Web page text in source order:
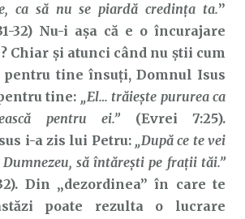
ca să nu se piardă credinţa ta.”
32) Nu-i așa că e o încurajare
Chiar și atunci când nu știi cum
pentru tine însuți, Domnul Isus
tine: „El… trăieşte pururea ca
pentru ei.” (Evrei 7:25).
i-a zis lui Petru: „După ce te vei
să întăreşti pe fraţii tăi.”
Din „dezordinea” în care te
poate rezulta o lucrare